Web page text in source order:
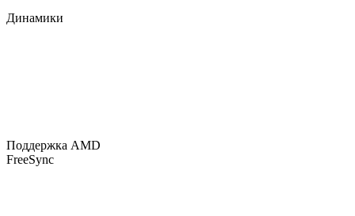
Динамики
Поддержка AMD
FreeSync